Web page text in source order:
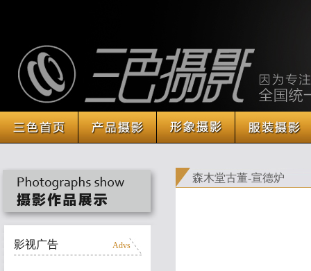
影视广告 Advs
森木堂古董-宣德炉